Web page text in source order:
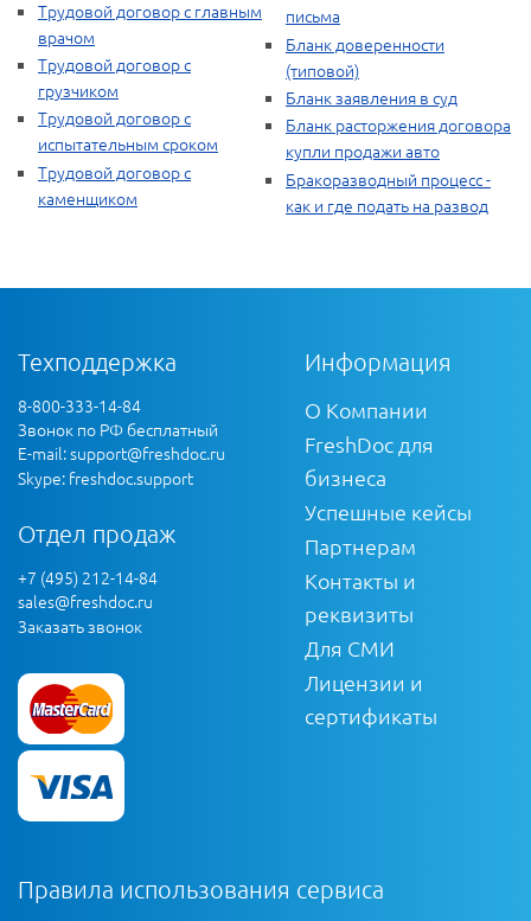
Трудовой договор с главным
врачом
Трудовой договор с
грузчиком
Трудовой договор с
испытательным сроком
Трудовой договор с
каменщиком
письма
Бланк доверенности
(типовой)
Бланк заявления в суд
Бланк расторжения договора
купли продажи авто
Бракоразводный процесс -
как и где подать на развод
Техподдержка
8-800-333-14-84
Звонок по РФ бесплатный
E-mail:support@freshdoc.ru
Skype: freshdoc.support
Отдел продаж
+7 (495) 212-14-84
sales@freshdoc.ru
Заказать звонок
Информация
О Компании
FreshDoc для
бизнеса
Успешные кейсы
Партнерам
Контакты и
реквизиты
Для СМИ
Лицензии и
сертификаты
Правила использования сервиса